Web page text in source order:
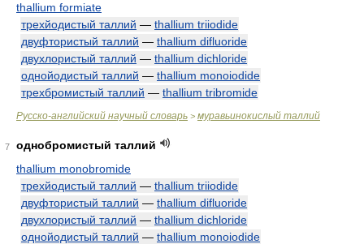
thallium formiate
трехйодистый таллий — thallium triiodide
двуфтористый таллий — thallium difluoride
двухлористый таллий — thallium dichloride
однойодистый таллий — thallium monoiodide
трехбромистый таллий — thallium tribromide
Русско-английский научный словарь > муравьинокислый таллий
7
однобромистый таллий
thallium monobromide
трехйодистый таллий — thallium triiodide
двуфтористый таллий — thallium difluoride
двухлористый таллий — thallium dichloride
однойодистый таллий — thallium monoiodide